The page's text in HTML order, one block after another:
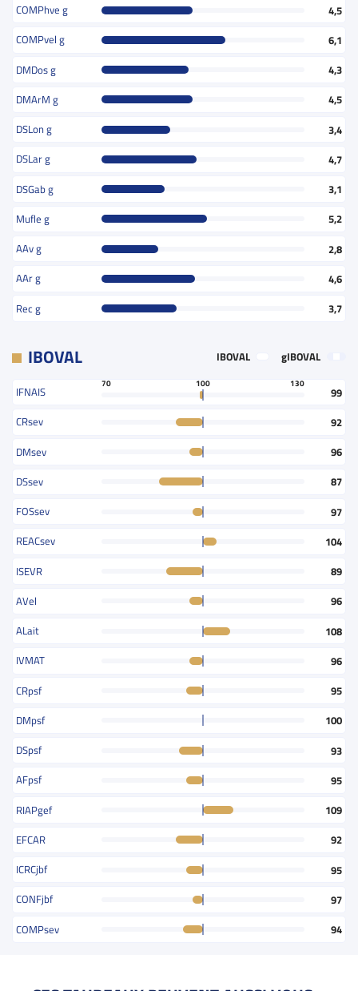
COMPhve g
4,5
COMPvel g
6,1
DMDos g
4,3
DMArM g
4,5
DSLon g
3,4
DSLar g
4,7
DSGab g
3,1
Mufle g
5,2
AAv g
2,8
AAr g
4,6
Rec g
3,7
IBOVAL IBOVAL gIBOVAL
IFNAIS
70 100 130
99
CRsev
92
DMsev
96
DSsev
87
FOSsev
97
REACsev
104
ISEVR
89
AVel
96
ALait
108
IVMAT
96
CRpsf
95
DMpsf
100
DSpsf
93
AFpsf
95
RIAPgef
109
EFCAR
92
ICRCjbf
95
CONFjbf
97
COMPsev
94